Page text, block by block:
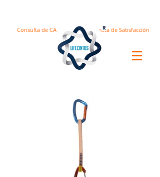
Encuesta de Satisfacción
Consulta de CA